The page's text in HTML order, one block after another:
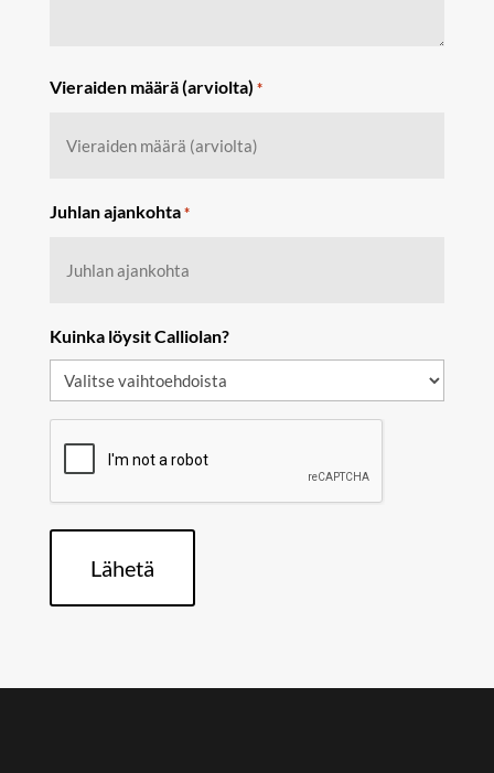
Vieraiden määrä (arviolta) *
Juhlan ajankohta *
Kuinka löysit Calliolan?